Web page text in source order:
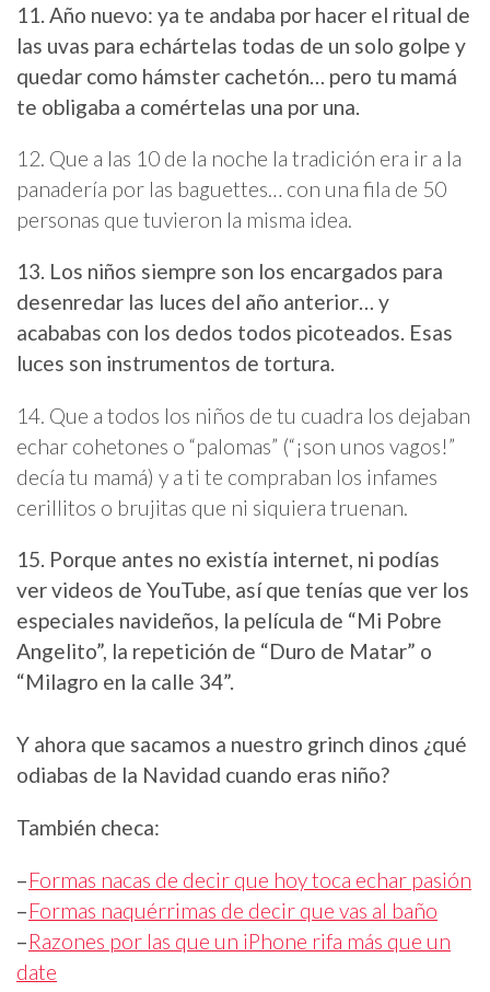
11. Año nuevo: ya te andaba por hacer el ritual de
las uvas para echártelas todas de un solo golpe y
quedar como hámster cachetón… pero tu mamá
te obligaba a comértelas una por una.
12. Que a las 10 de la noche la tradición era ir a la
panadería por las baguettes… con una fila de 50
personas que tuvieron la misma idea.
13. Los niños siempre son los encargados para
desenredar las luces del año anterior… y
acababas con los dedos todos picoteados. Esas
luces son instrumentos de tortura.
14. Que a todos los niños de tu cuadra los dejaban
echar cohetones o “palomas” (“¡son unos vagos!”
decía tu mamá) y a ti te compraban los infames
cerillitos o brujitas que ni siquiera truenan.
15. Porque antes no existía internet, ni podías
ver videos de YouTube, así que tenías que ver los
especiales navideños, la película de “Mi Pobre
Angelito”, la repetición de “Duro de Matar” o
“Milagro en la calle 34”.
Y ahora que sacamos a nuestro grinch dinos ¿qué
odiabas de la Navidad cuando eras niño?
También checa:
–Formas nacas de decir que hoy toca echar pasión
–Formas naquérrimas de decir que vas al baño
–Razones por las que un iPhone rifa más que un
date